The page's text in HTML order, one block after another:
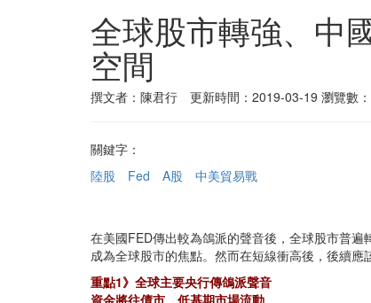
全球股市轉強、中
空間
撰文者：陳君行 更新時間：2019-03-19 瀏覽數
關鍵字：
陸股
Fed A股 中美貿易戰
在美國FED傳出較為鴿派的聲音後，全球股市普
成為全球股市的焦點。然而在短線衝高後，後續應
重點1》全球主要央行傳鴿派聲音
資金將往債市、低基期市場流動